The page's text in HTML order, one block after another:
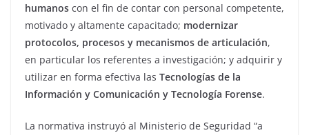
humanos con el fin de contar con personal competente,
motivado y altamente capacitado; modernizar
protocolos, procesos y mecanismos de articulación,
en particular los referentes a investigación; y adquirir y
utilizar en forma efectiva las Tecnologías de la
Información y Comunicación y Tecnología Forense.
La normativa instruyó al Ministerio de Seguridad “a